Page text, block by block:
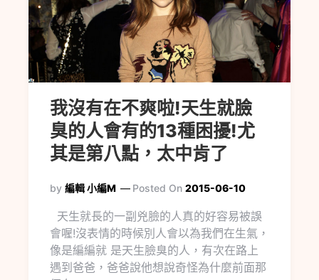
我沒有在不爽啦!天生就臉
臭的人會有的13種困擾!尤
其是第八點，太中肯了
by 編輯 小編M Posted On 2015-06-10
天生就長的一副兇臉的人真的好容易被誤
會喔!沒表情的時候別人會以為我們在生氣，
像是編編就 是天生臉臭的人，有次在路上
遇到爸爸，爸爸說他想說奇怪為什麼前面那